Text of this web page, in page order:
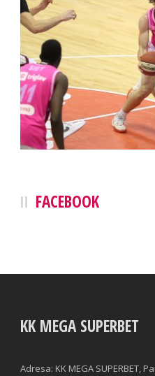
FACEBOOK
KK MEGA SUPERBET
Adresa: KK MEGA SUPERBET,